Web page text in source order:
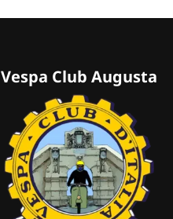
Vespa Club Augusta